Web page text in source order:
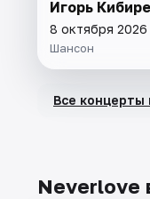
Игорь
8 октября 2026
Шансон
Все концерты
Neverlove